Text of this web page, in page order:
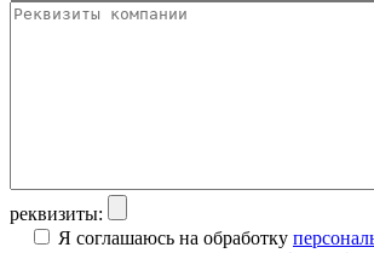
реквизиты:
Я соглашаюсь на обработку